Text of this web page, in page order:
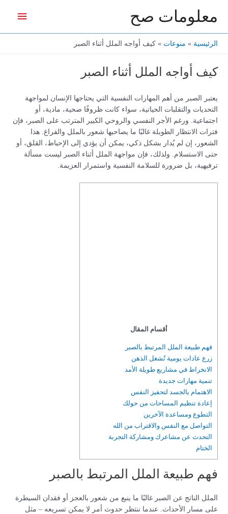
معلومات صح
الرئيسية منوعات كيف أواجه الملل أثناء الصبر
كيف أواجه الملل أثناء الصبر
يعتبر الصبر من أهم المهارات النفسية التي يحتاجها الإنسان لمواجهة
التحديات والتقلبات الحياتية، سواء كانت ظروفًا صحية، مادية، أو
اجتماعية. ورغم الأجر النفسي والروحي الكبير المترتب على الصبر، فإن
فترات الانتظار الطويلة غالبًا ما يصاحبها شعور بالملل والفراغ. هذا
الشعور، إن لم يُدار بشكل ذكي، يمكن أن يؤدي إلى الإحباط، القلق، أو
حتى الاستسلام. ولذلك، فإن مواجهة الملل أثناء الصبر ليست مسألة
ترفيهية، بل ضرورة للسلامة النفسية واستمرار العزيمة.
أقسام المقال
فهم طبيعة الملل المرتبط بالصبر
زرع عادات يومية تُشغل الذهن
الانخراط في مشاريع طويلة الأمد
تنمية مهارات جديدة
الاهتمام بالجسد لتحفيز النفس
إعادة تنظيم المساحات من حولك
التطوع ومساعدة الآخرين
التواصل مع النفس والاقتراب من الله
التحدث عن مشاعرك ومشاركة التجربة
الختام
فهم طبيعة الملل المرتبط بالصبر
الملل الناتج عن الصبر غالبًا ما ينبع من شعور بالعجز أو فقدان السيطرة
على مسار الأحداث. عندما ننتظر حدوث أمر لا يمكن تسريعه – مثل